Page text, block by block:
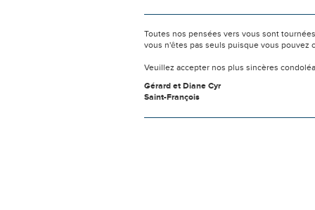
Toutes nos pensées vers vous sont
vous n'êtes pas seuls puisque vous pouvez
Veuillez accepter nos plus sincères
Gérard et Diane Cyr
Saint-François